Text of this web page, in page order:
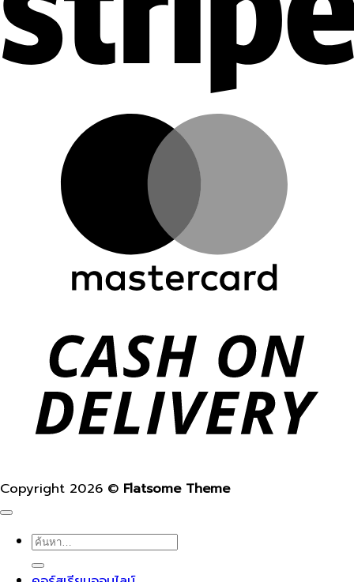
Copyright 2026 © Flatsome Theme
ค้นหา: